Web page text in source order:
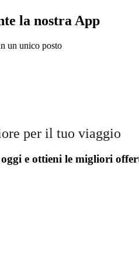
la nostra App
un unico posto
per il tuo viaggio
e ottieni le migliori